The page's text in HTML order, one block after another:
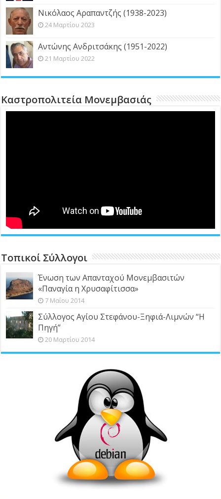
Νικόλαος Αραπαντζής (1938-2023)
24 Μαρτίου 2023
Αντώνης Ανδριτσάκης (1951-2022)
21 Μαρτίου 2022
Καστροπολιτεία Μονεμβασιάς
Τοπικοί Σύλλογοι
Ένωση των Απανταχού Μονεμβασιτών
«Παναγία η Χρυσαφίτισσα»
7 Μαΐου 2014
Σύλλογος Αγίου Στεφάνου-Ξηφιά-Λιμνών “Η
Πηγή”
20 Μαρτίου 2014